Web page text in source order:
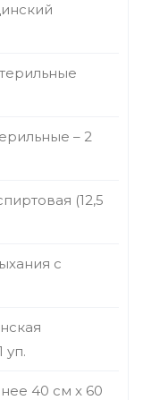
– 2
(12,5
с
уп.
40 см x 60